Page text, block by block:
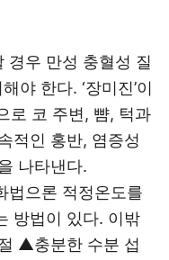
경우 만성 충혈성 질
야 한다. ‘장미진’이
로 코 주변, 뺨, 턱과
적인 홍반, 염증성
나타낸다.
법으론 적정온도를
방법이 있다. 이밖
▲충분한 수분 섭